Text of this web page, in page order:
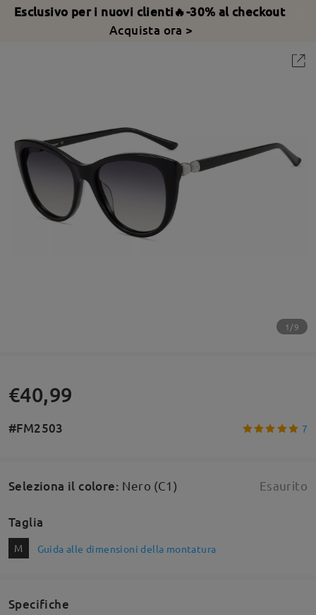
Esclusivo per i nuovi clienti🔥-30% al checkout
Acquista ora >
1/9
€40,99
#FM2503 7
Seleziona il colore: Nero (C1) Esaurito
Taglia
M Guida alle dimensioni della montatura
Specifiche